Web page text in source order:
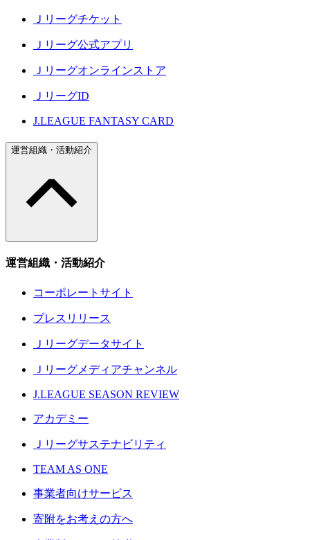
Ｊリーグチケット
Ｊリーグ公式アプリ
Ｊリーグオンラインストア
ＪリーグID
J.LEAGUE FANTASY CARD
運営組織・活動紹介
運営組織・活動紹介
コーポレートサイト
プレスリリース
Ｊリーグデータサイト
Ｊリーグメディアチャンネル
J.LEAGUE SEASON REVIEW
アカデミー
Ｊリーグサステナビリティ
TEAM AS ONE
事業者向けサービス
寄附をお考えの方へ